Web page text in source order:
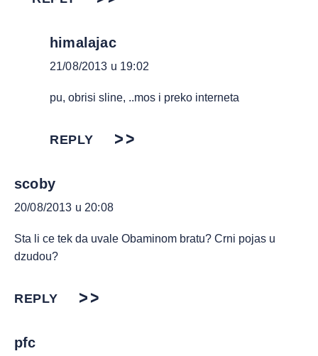
himalajac
21/08/2013 u 19:02
pu, obrisi sline, ..mos i preko interneta
REPLY
scoby
20/08/2013 u 20:08
Sta li ce tek da uvale Obaminom bratu? Crni pojas u
dzudou?
REPLY
pfc